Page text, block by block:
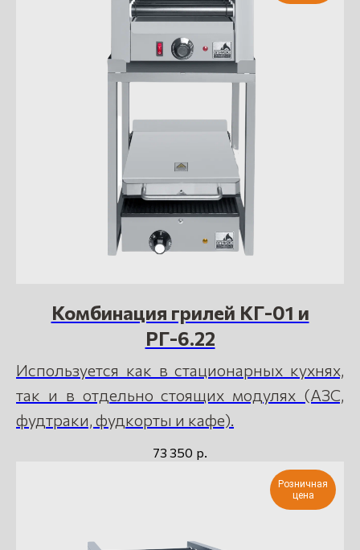
Комбинация грилей КГ-01 и
РГ-6.22
Используется как в стационарных кухнях,
так и в отдельно стоящих модулях (АЗС,
фудтраки, фудкорты и кафе).
73 350 р.
Розничная
цена